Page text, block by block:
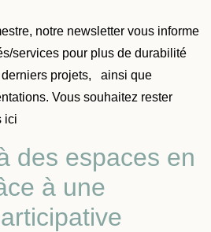
notre newsletter vous informe
services pour plus de durabilité
projets, ainsi que
Vous souhaitez rester
ici
des espaces en
à une